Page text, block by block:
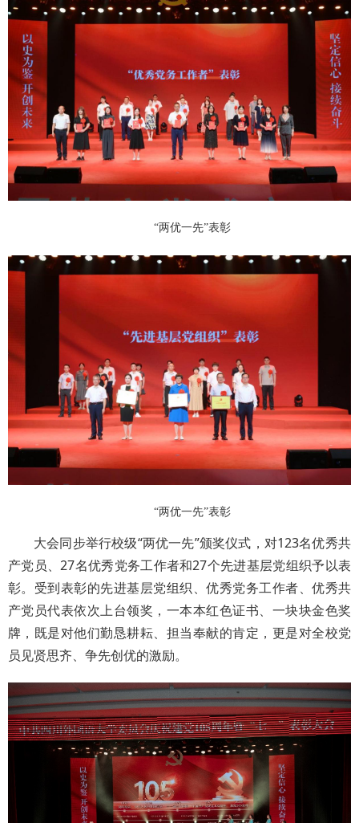
“两优一先”表彰
“两优一先”表彰
大会同步举行校级“两优一先”颁奖仪式，对123名优秀共
产党员、27名优秀党务工作者和27个先进基层党组织予以表
彰。受到表彰的先进基层党组织、优秀党务工作者、优秀共
产党员代表依次上台领奖，一本本红色证书、一块块金色奖
牌，既是对他们勤恳耕耘、担当奉献的肯定，更是对全校党
员见贤思齐、争先创优的激励。